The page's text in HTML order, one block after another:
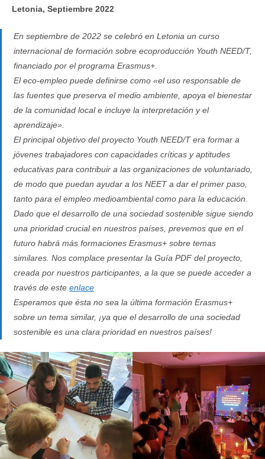
entrada:
entrada:
Letonia, Septiembre 2022
En septiembre de 2022 se celebró en Letonia un curso
internacional de formación sobre ecoproducción Youth NEED/T,
financiado por el programa Erasmus+.
El eco-empleo puede definirse como «el uso responsable de
las fuentes que preserva el medio ambiente, apoya el bienestar
de la comunidad local e incluye la interpretación y el
aprendizaje».
El principal objetivo del proyecto Youth NEED/T era formar a
jóvenes trabajadores con capacidades críticas y aptitudes
educativas para contribuir a las organizaciones de voluntariado,
de modo que puedan ayudar a los NEET a dar el primer paso,
tanto para el empleo medioambiental como para la educación.
Dado que el desarrollo de una sociedad sostenible sigue siendo
una prioridad crucial en nuestros países, prevemos que en el
futuro habrá más formaciones Erasmus+ sobre temas
similares. Nos complace presentar la Guía PDF del proyecto,
creada por nuestros participantes, a la que se puede acceder a
través de este enlace
Esperamos que ésta no sea la última formación Erasmus+
sobre un tema similar, ¡ya que el desarrollo de una sociedad
sostenible es una clara prioridad en nuestros países!